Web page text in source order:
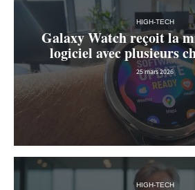
HIGH-TECH
Galaxy Watch reçoit la
logiciel avec plusieurs
25 mars 2026
HIGH-TECH